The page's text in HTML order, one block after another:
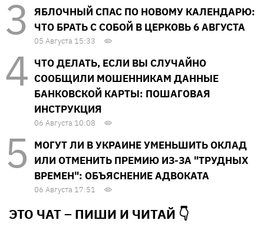
ЯБЛОЧНЫЙ СПАС ПО НОВОМУ КАЛЕНДАРЮ:
ЧТО БРАТЬ С СОБОЙ В ЦЕРКОВЬ 6 АВГУСТА
05 Августа 15:33
ЧТО ДЕЛАТЬ, ЕСЛИ ВЫ СЛУЧАЙНО
СООБЩИЛИ МОШЕННИКАМ ДАННЫЕ
БАНКОВСКОЙ КАРТЫ: ПОШАГОВАЯ
ИНСТРУКЦИЯ
06 Августа 10:08
МОГУТ ЛИ В УКРАИНЕ УМЕНЬШИТЬ ОКЛАД
ИЛИ ОТМЕНИТЬ ПРЕМИЮ ИЗ-ЗА "ТРУДНЫХ
ВРЕМЕН": ОБЪЯСНЕНИЕ АДВОКАТА
06 Августа 17:51
ЭТО ЧАТ – ПИШИ И ЧИТАЙ 👇